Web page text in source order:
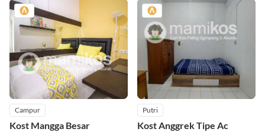
Campur
Kost Mangga Besar
Putri
Kost Anggrek Tipe Ac